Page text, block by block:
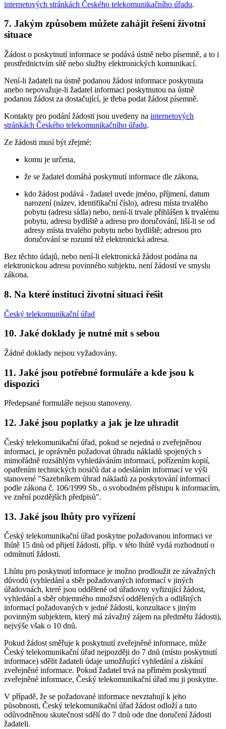
internetových stránkách Českého telekomunikačního úřadu.
7. Jakým způsobem můžete zahájit řešení životní
situace
Žádost o poskytnutí informace se podává ústně nebo písemně, a to i
prostřednictvím sítě nebo služby elektronických komunikací.
Není-li žadateli na ústně podanou žádost informace poskytnuta
anebo nepovažuje-li žadatel informaci poskytnutou na ústně
podanou žádost za dostačující, je třeba podat žádost písemně.
Kontakty pro podání žádosti jsou uvedeny na internetových
stránkách Českého telekomunikačního úřadu.
Ze žádosti musí být zřejmé:
komu je určena,
že se žadatel domáhá poskytnutí informace dle zákona,
kdo žádost podává - žadatel uvede jméno, příjmení, datum
narození (název, identifikační číslo), adresu místa trvalého
pobytu (adresu sídla) nebo, není-li trvale přihlášen k trvalému
pobytu, adresu bydliště a adresu pro doručování, liší-li se od
adresy místa trvalého pobytu nebo bydliště; adresou pro
doručování se rozumí též elektronická adresa.
Bez těchto údajů, nebo není-li elektronická žádost podána na
elektronickou adresu povinného subjektu, není žádostí ve smyslu
zákona.
8. Na které instituci životní situaci řešit
Český telekomunikační úřad
10. Jaké doklady je nutné mít s sebou
Žádné doklady nejsou vyžadovány.
11. Jaké jsou potřebné formuláře a kde jsou k
dispozici
Předepsané formuláře nejsou stanoveny.
12. Jaké jsou poplatky a jak je lze uhradit
Český telekomunikační úřad, pokud se nejedná o zveřejněnou
informaci, je oprávněn požadovat úhradu nákladů spojených s
mimořádně rozsáhlým vyhledáváním informací, pořízením kopií,
opatřením technických nosičů dat a odesláním informací ve výši
stanovené "Sazebníkem úhrad nákladů za poskytování informací
podle zákona č. 106/1999 Sb., o svobodném přístupu k informacím,
ve znění pozdějších předpisů".
13. Jaké jsou lhůty pro vyřízení
Český telekomunikační úřad poskytne požadovanou informaci ve
lhůtě 15 dnů od přijetí žádosti, příp. v této lhůtě vydá rozhodnutí o
odmítnutí žádosti.
Lhůtu pro poskytnutí informace je možno prodloužit ze závažných
důvodů (vyhledání a sběr požadovaných informací v jiných
úřadovnách, které jsou oddělené od úřadovny vyřizující žádost,
vyhledání a sběr objemného množství oddělených a odlišných
informací požadovaných v jedné žádosti, konzultace s jiným
povinným subjektem, který má závažný zájem na předmětu žádosti),
nejvýše však o 10 dnů.
Pokud žádost směřuje k poskytnutí zveřejněné informace, může
Český telekomunikační úřad nejpozději do 7 dnů (místo poskytnutí
informace) sdělit žadateli údaje umožňující vyhledání a získání
zveřejněné informace. Pokud žadatel trvá na přímém poskytnutí
zveřejněné informace, Český telekomunikační úřad mu ji poskytne.
V případě, že se požadované informace nevztahují k jeho
působnosti, Český telekomunikační úřad žádost odloží a tuto
odůvodněnou skutečnost sdělí do 7 dnů ode dne doručení žádosti
žadateli.